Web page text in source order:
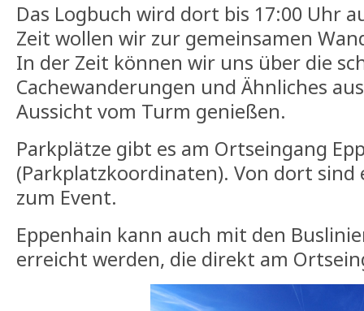
Das Logbuch wird dort bis 17:00 Uhr
Zeit wollen wir zur gemeinsamen
In der Zeit können wir uns über die
Cachewanderungen und Ähnliches
Aussicht vom Turm genießen.
Parkplätze gibt es am Ortseingang
(Parkplatzkoordinaten). Von dort sind
zum Event.
Eppenhain kann auch mit den
erreicht werden, die direkt am